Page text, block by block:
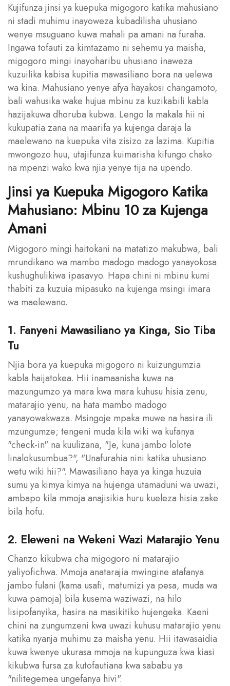
Kujifunza jinsi ya kuepuka migogoro katika mahusiano
ni stadi muhimu inayoweza kubadilisha uhusiano
wenye msuguano kuwa mahali pa amani na furaha.
Ingawa tofauti za kimtazamo ni sehemu ya maisha,
migogoro mingi inayoharibu uhusiano inaweza
kuzuilika kabisa kupitia mawasiliano bora na uelewa
wa kina. Mahusiano yenye afya hayakosi changamoto,
bali wahusika wake hujua mbinu za kuzikabili kabla
hazijakuwa dhoruba kubwa. Lengo la makala hii ni
kukupatia zana na maarifa ya kujenga daraja la
maelewano na kuepuka vita zisizo za lazima. Kupitia
mwongozo huu, utajifunza kuimarisha kifungo chako
na mpenzi wako kwa njia yenye tija na upendo.
Jinsi ya Kuepuka Migogoro Katika
Mahusiano: Mbinu 10 za Kujenga
Amani
Migogoro mingi haitokani na matatizo makubwa, bali
mrundikano wa mambo madogo madogo yanayokosa
kushughulikiwa ipasavyo. Hapa chini ni mbinu kumi
thabiti za kuzuia mipasuko na kujenga msingi imara
wa maelewano.
1. Fanyeni Mawasiliano ya Kinga, Sio Tiba
Tu
Njia bora ya kuepuka migogoro ni kuizungumzia
kabla haijatokea. Hii inamaanisha kuwa na
mazungumzo ya mara kwa mara kuhusu hisia zenu,
matarajio yenu, na hata mambo madogo
yanayowakwaza. Msingoje mpaka muwe na hasira ili
mzungumze; tengeni muda kila wiki wa kufanya
"check-in" na kuulizana, "Je, kuna jambo lolote
linalokusumbua?", "Unafurahia nini katika uhusiano
wetu wiki hii?". Mawasiliano haya ya kinga huzuia
sumu ya kimya kimya na hujenga utamaduni wa uwazi,
ambapo kila mmoja anajisikia huru kueleza hisia zake
bila hofu.
2. Eleweni na Wekeni Wazi Matarajio Yenu
Chanzo kikubwa cha migogoro ni matarajio
yaliyofichwa. Mmoja anatarajia mwingine atafanya
jambo fulani (kama usafi, matumizi ya pesa, muda wa
kuwa pamoja) bila kusema waziwazi, na hilo
lisipofanyika, hasira na masikitiko hujengeka. Kaeni
chini na zungumzeni kwa uwazi kuhusu matarajio yenu
katika nyanja muhimu za maisha yenu. Hii itawasaidia
kuwa kwenye ukurasa mmoja na kupunguza kwa kiasi
kikubwa fursa za kutofautiana kwa sababu ya
"nilitegemea ungefanya hivi".